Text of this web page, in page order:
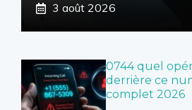
3 août 2026
0744 quel
derrière ce
complet 2026